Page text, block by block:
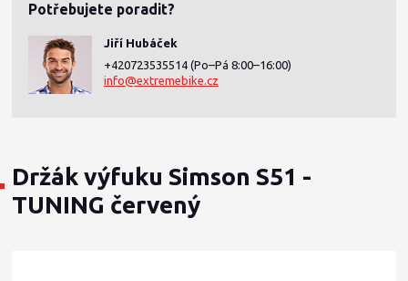
Potřebujete poradit?
Jiří Hubáček
+420723535514 (Po–Pá 8:00–16:00)
info@extremebike.cz
Držák výfuku Simson S51 -
TUNING červený